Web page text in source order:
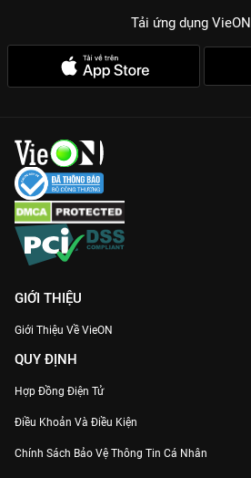
Tải ứng dụng VieON
GIỚI THIỆU
Giới Thiệu Về VieON
QUY ĐỊNH
Hợp Đồng Điện Tử
Điều Khoản Và Điều Kiện
Chính Sách Bảo Vệ Thông Tin Cá Nhân